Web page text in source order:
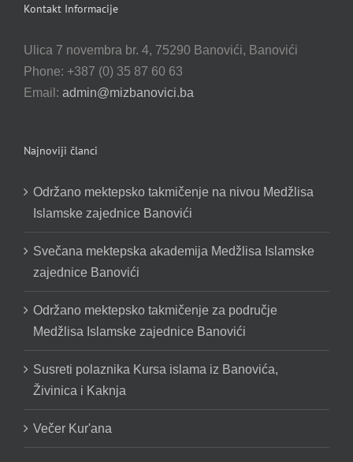
Kontakt Informacije
Ulica 7 novembra br. 4, 75290 Banovići, Banovići
Phone: +387 (0) 35 87 60 63
Email: admin@mizbanovici.ba
Najnoviji članci
Održano mektepsko takmičenje na nivou Medžlisa
Islamske zajednice Banovići
Svečana mektepska akademija Medžlisa Islamske
zajednice Banovići
Održano mektepsko takmičenje za područje
Medžlisa Islamske zajednice Banovići
Susreti polaznika Kursa islama iz Banovića,
Živinica i Kaknja
Večer Kur'ana